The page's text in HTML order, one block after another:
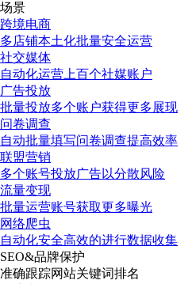
场景
跨境电商
多店铺本土化批量安全运营
社交媒体
自动化运营上百个社媒账户
广告投放
批量投放多个账户获得更多展现
问卷调查
自动批量填写问卷调查提高效率
联盟营销
多个账号投放广告以分散风险
流量变现
批量运营账号获取更多曝光
网络爬虫
自动化安全高效的进行数据收集
SEO&品牌保护
准确跟踪网站关键词排名